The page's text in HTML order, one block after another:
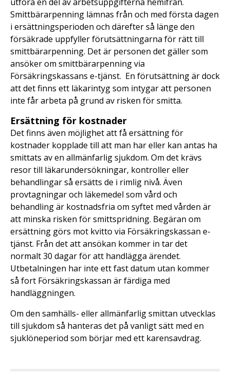
Smittbärarpenning lämnas från och med första dagen
i ersättningsperioden och därefter så länge den
försäkrade uppfyller förutsättningarna för rätt till
smittbärarpenning. Det är personen det gäller som
ansöker om smittbärarpenning via
Försäkringskassans e-tjänst. En förutsättning är dock
att det finns ett läkarintyg som intygar att personen
inte får arbeta på grund av risken för smitta.
Ersättning för kostnader
Det finns även möjlighet att få ersättning för
kostnader kopplade till att man har eller kan antas ha
smittats av en allmänfarlig sjukdom. Om det krävs
resor till läkarundersökningar, kontroller eller
behandlingar så ersätts de i rimlig nivå. Även
provtagningar och läkemedel som vård och
behandling är kostnadsfria om syftet med vården är
att minska risken för smittspridning. Begäran om
ersättning görs mot kvitto via Försäkringskassan e-
tjänst. Från det att ansökan kommer in tar det
normalt 30 dagar för att handlägga ärendet.
Utbetalningen har inte ett fast datum utan kommer
så fort Försäkringskassan är färdiga med
handläggningen.
Om den samhälls- eller allmänfarlig smittan utvecklas
till sjukdom så hanteras det på vanligt sätt med en
sjuklöneperiod som börjar med ett karensavdrag.